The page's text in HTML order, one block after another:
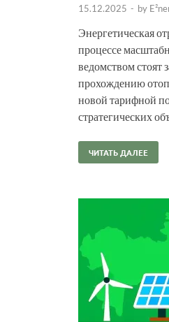
15.12.2025 - by
Энергетическая
процессе
ведомством стоят
прохождению
новой тарифной
стратегических
ЧИТАТЬ ДАЛЕЕ